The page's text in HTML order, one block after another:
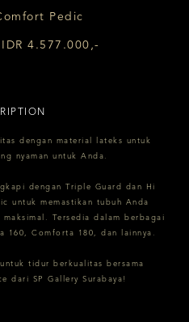
Pedic
IDR 4.577.000,-
dengan material lateks untuk
nyaman untuk Anda.
dengan Triple Guard dan Hi
untuk memastikan tubuh Anda
Tersedia dalam berbagai
160, Comforta 180, dan lainnya.
tidur berkualitas bersama
dari SP Gallery Surabaya!